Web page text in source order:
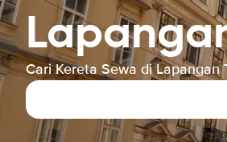
Cari Kereta Sewa di Lapangan